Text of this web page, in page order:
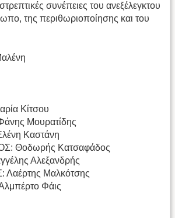
συνέπειες του ανεξέλεγκτου
της περιθωριοποίησης και του
Κίτσου
Μουρατίδης
Καστάνη
Θοδωρής Κατσαφάδος
Αλεξανδρής
Μαλκότσης
Φάις